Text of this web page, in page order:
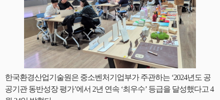
한국환경산업기술원은 중소벤처기업부가 주관하는 ‘2024년도 공
공기관 동반성장 평가’에서 2년 연속 ‘최우수’ 등급을 달성했다고 4